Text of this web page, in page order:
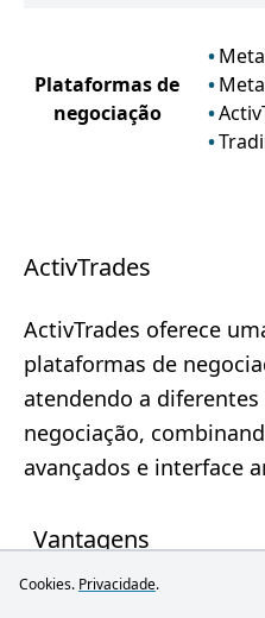
Plataformas de
negociação
ActivTrades
ActivTrades oferece
plataformas de
atendendo a diferentes
negociação,
avançados e interface
Vantagens
Integração com
Cookies. Privacidade.